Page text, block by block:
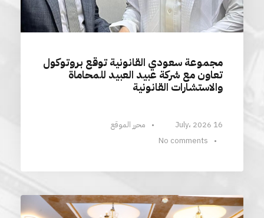
مجموعة سعودي القانونية توقع بروتوكول
تعاون مع شركة عبيد العبيد للمحاماة
والاستشارات القانونية
16 July، 2026 •
محرر الموقع
•
No comments